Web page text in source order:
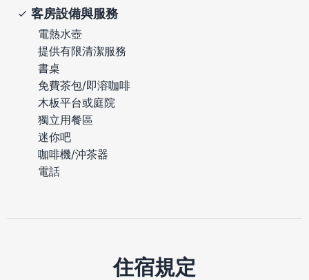
客房設備與服務
電熱水壺
提供有限清潔服務
書桌
免費茶包/即溶咖啡
木板平台或庭院
獨立用餐區
迷你吧
咖啡機/沖茶器
電話
住宿規定